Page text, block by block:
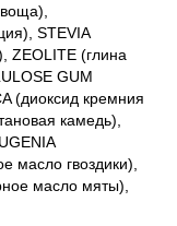
STEVIA
ZEOLITE (глина
GUM
(диоксид кремния
камедь),
масло гвоздики),
масло мяты),